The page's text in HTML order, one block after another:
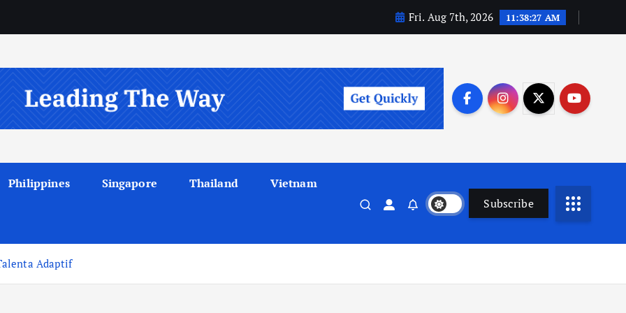
Fri. Aug 7th, 2026 11:38:28 AM
Philippines Singapore Thailand Vietnam
Subscribe
Adaptif